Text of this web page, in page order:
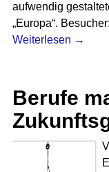
aufwendig
„Europa“.
Weiterlesen →
Berufe